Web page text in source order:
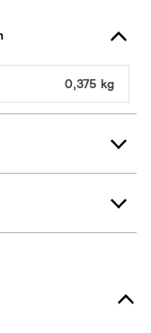
0,375 kg